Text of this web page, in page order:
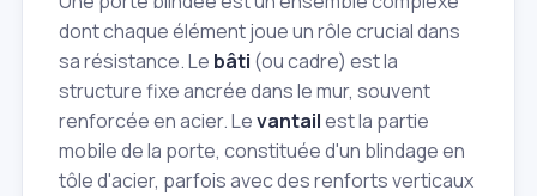
dont chaque élément joue un rôle crucial dans
sa résistance. Le bâti (ou cadre) est la
structure fixe ancrée dans le mur, souvent
renforcée en acier. Levantailest la partie
mobile de la porte, constituée d'un blindage en
tôle d'acier, parfois avec des renforts verticaux